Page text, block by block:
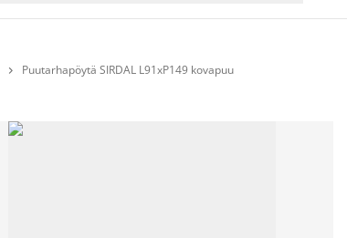
 Puutarhapöytä SIRDAL L91xP149 kovapuu